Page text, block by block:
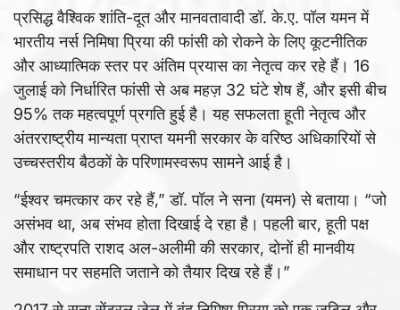
प्रसिद्ध वैश्विक शांति-दूत और मानवतावादी डॉ. के.ए. पॉल यमन में
भारतीय नर्स निमिषा प्रिया की फांसी को रोकने के लिए कूटनीतिक
और आध्यात्मिक स्तर पर अंतिम प्रयास का नेतृत्व कर रहे हैं। 16
जुलाई को निर्धारित फांसी से अब महज़ 32 घंटे शेष हैं, और इसी बीच
95% तक महत्वपूर्ण प्रगति हुई है। यह सफलता हूती नेतृत्व और
अंतरराष्ट्रीय मान्यता प्राप्त यमनी सरकार के वरिष्ठ अधिकारियों से
उच्चस्तरीय बैठकों के परिणामस्वरूप सामने आई है।
“ईश्वर चमत्कार कर रहे हैं,” डॉ. पॉल ने सना (यमन) से बताया। “जो
असंभव था, अब संभव होता दिखाई दे रहा है। पहली बार, हूती पक्ष
और राष्ट्रपति राशद अल-अलीमी की सरकार, दोनों ही मानवीय
समाधान पर सहमति जताने को तैयार दिख रहे हैं।”